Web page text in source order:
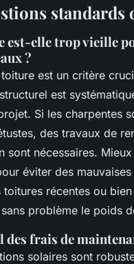
standards
est-elle trop vieille
?
toiture est un critère
est
Si les charpentes
des travaux de
sont nécessaires.
éviter des
toitures récentes ou
problème le poids
frais de
solaires sont